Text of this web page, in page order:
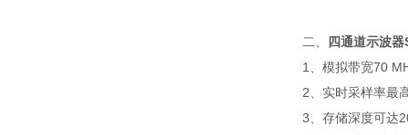
二、
四通道示波
1、模拟带宽70
2、实时采样率最
3、存储深度可达